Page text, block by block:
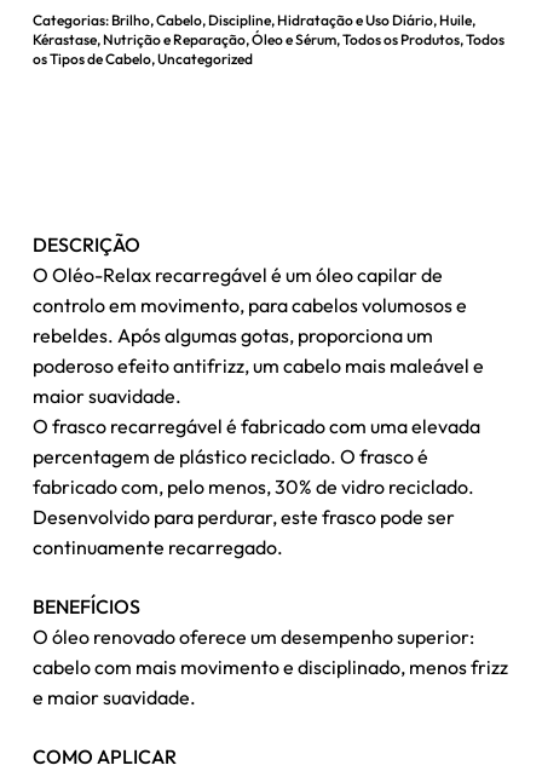
Categorias:Brilho,Cabelo,Discipline,Hidratação e Uso Diário,Huile,
Kérastase,Nutrição e Reparação,Óleo e Sérum,Todos os Produtos,Todos
os Tipos de Cabelo,Uncategorized
DESCRIÇÃO
O Oléo-Relax recarregável é um óleo capilar de
controlo em movimento, para cabelos volumosos e
rebeldes. Após algumas gotas, proporciona um
poderoso efeito antifrizz, um cabelo mais maleável e
maior suavidade.
O frasco recarregável é fabricado com uma elevada
percentagem de plástico reciclado. O frasco é
fabricado com, pelo menos, 30% de vidro reciclado.
Desenvolvido para perdurar, este frasco pode ser
continuamente recarregado.
BENEFÍCIOS
O óleo renovado oferece um desempenho superior:
cabelo com mais movimento e disciplinado, menos frizz
e maior suavidade.
COMO APLICAR